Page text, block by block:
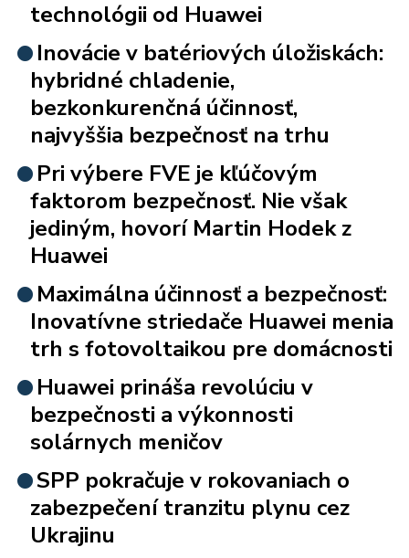
technológii od Huawei
Inovácie v batériových úložiskách:
hybridné chladenie,
bezkonkurenčná účinnosť,
najvyššia bezpečnosť na trhu
Pri výbere FVE je kľúčovým
faktorom bezpečnosť. Nie však
jediným, hovorí Martin Hodek z
Huawei
Maximálna účinnosť a bezpečnosť:
Inovatívne striedače Huawei menia
trh s fotovoltaikou pre domácnosti
Huawei prináša revolúciu v
bezpečnosti a výkonnosti
solárnych meničov
SPP pokračuje v rokovaniach o
zabezpečení tranzitu plynu cez
Ukrajinu